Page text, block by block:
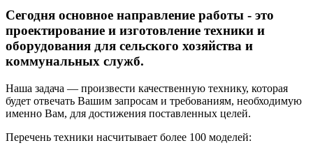
Сегодня основное направление работы - это
проектирование и изготовление техники и
оборудования для сельского хозяйства и
коммунальных служб.
Наша задача — произвести качественную технику, которая
будет отвечать Вашим запросам и требованиям, необходимую
именно Вам, для достижения поставленных целей.
Перечень техники насчитывает более 100 моделей: